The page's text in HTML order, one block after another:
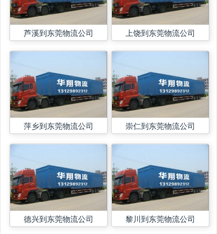
芦溪到东莞物流公司
萍乡到东莞物流公司
德兴到东莞物流公司
上饶到东莞物流公司
崇仁到东莞物流公司
黎川到东莞物流公司